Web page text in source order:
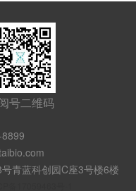
号二维码
青蓝科创园C座3号楼6楼